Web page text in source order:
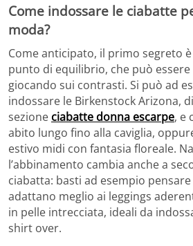
Come indossare le ciabatte
moda?
Come anticipato, il primo segreto
punto di equilibrio, che può
giocando sui contrasti. Si può ad
indossare le Birkenstock Arizona,
sezione ciabatte donna escarpe, e
abito lungo fino alla caviglia,
estivo midi con fantasia floreale.
l’abbinamento cambia anche a
ciabatta: basti ad esempio
adattano meglio ai leggings
in pelle intrecciata, ideali da
shirt over.